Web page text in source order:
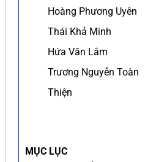
Hoàng Phương Uyên
Thái Khả Minh
Hứa Văn Lâm
Trương Nguyễn Toàn
Thiện
MỤC LỤC